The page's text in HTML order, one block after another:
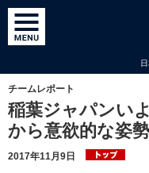
チームレポート
稲葉ジャパンい
から意欲的な姿
2017年11月9日